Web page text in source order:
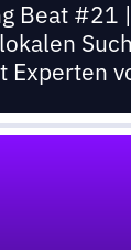
Beat #21
Experten